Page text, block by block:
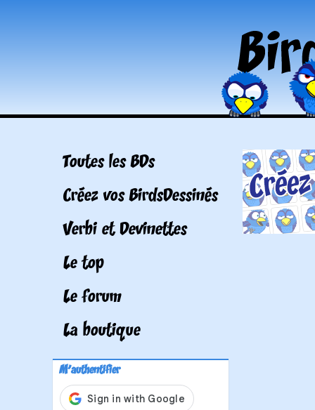
Toutes les BDs
Créez vos BirdsDessinés
Verbi et Devinettes
Le top
Le forum
La boutique
M'authentifier